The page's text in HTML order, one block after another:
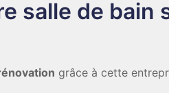
salle de bain
grâce à cette